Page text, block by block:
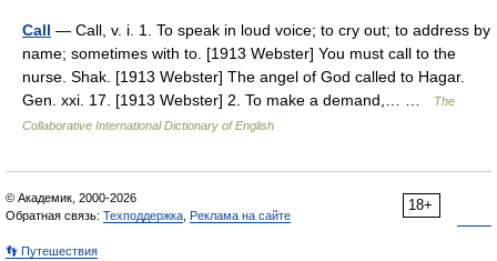
Call — Call, v. i. 1. To speak in loud voice; to cry out; to address by
name; sometimes with to. [1913 Webster] You must call to the
nurse. Shak. [1913 Webster] The angel of God called to Hagar.
Gen. xxi. 17. [1913 Webster] 2. To make a demand,… …
The
Collaborative International Dictionary of English
18+
© Академик, 2000-2026
Обратная связь: Техподдержка Реклама на сайте
👣 Путешествия